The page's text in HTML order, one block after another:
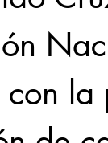
con